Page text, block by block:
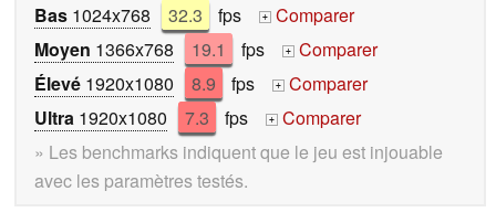
Bas 1024x768 32.3 fps +
Comparer
Moyen 1366x768 19.1 fps +
Comparer
Élevé 1920x1080 8.9 fps +
Comparer
Ultra 1920x1080 7.3 fps +
Comparer
» Les benchmarks indiquent que le jeu est injouable
avec les paramètres testés.